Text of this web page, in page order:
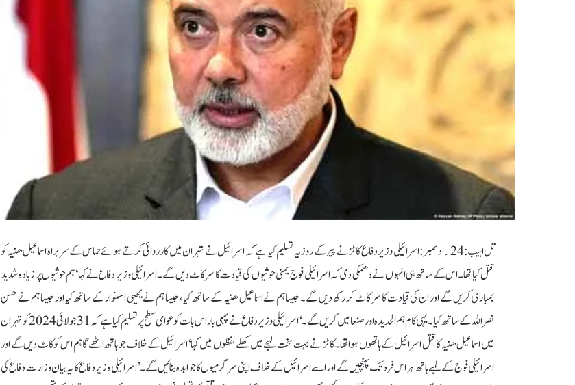
تل ابیب:24؍دسمبر:اسرائیلی وزیر دفاع کاٹز نے پیر کے روز یہ تسلیم کیا ہے کہ اسرائیل نے تہران میں کارروائی کرتے ہوئے حماس کے سربراہ اسماعیل ھنیہ کو
قتل کیا تھا۔ اس کے ساتھ ہی انہوں نے دھمکی دی کہ اسرائیلی فوج یمنی حوثیوں کی قیادت کا سر کاٹ دیں گے۔اسرائیلی وزیر دفاع نے کہا ‘ہم حوثیوں پر زیادہ شدید
بمباری کریں گے اور ان کی قیادت کا سر کاٹ کر رکھ دیں گے۔ جیسا ہم نے اسماعیل ھنیہ کے ساتھ کیا، جیسا ہم نے یحیی السنوار کے ساتھ کیا اور جیسا ہم نے حسن
نصراللہ کے ساتھ کیا۔ یہی کام ہم الحدیدہ اور صنعا میں کریں گے۔ ‘اسرائیلی وزیر دفاع نے پہلی بار اس بات کو عوامی سطح پر تسلیم کیا ہے کہ 31 جولائی 2024 کو تہران
میں اسماعیل ھنیہ کا قتل اسرائیل کے ہاتھوں ہوا تھا۔کاٹز نے بہت سخت لہجے میں کھلے لفظوں میں کہا ‘اسرائیل کے خلاف جو ہاتھ اٹھے گا ہم اس کو کاٹ دیں گے اور
اسرائیلی فوج کے لمبے ہاتھ ہر اس فرد تک پہنچیں گے اور اسے اسرائیل کے خلاف اپنی سرگرمیوں کا جوابدہ بنائیں گے۔’ اسرائیلی وزیر دفاع کا یہ بیان وزارت دفاع کی